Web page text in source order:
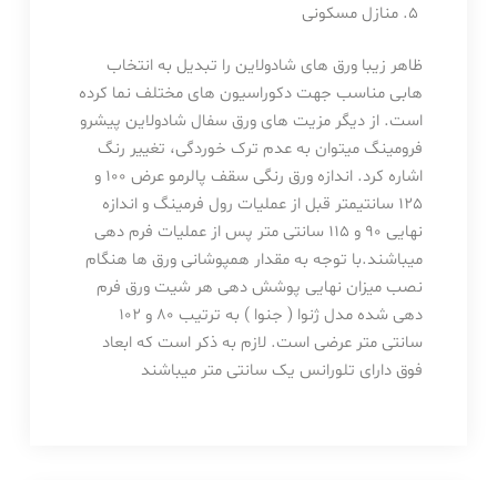
منازل مسکونی
ظاهر زیبا ورق های شادولاین را تبدیل به انتخاب
هابی مناسب جهت دکوراسیون های مختلف نما کرده
است. از دیگر مزیت های ورق سفال شادولاین پیشرو
فرومینگ میتوان به عدم ترک خوردگی، تغییر رنگ
اشاره کرد. اندازه ورق رنگی سقف پالرمو عرض 100 و
125 سانتیمتر قبل از عملیات رول فرمینگ و اندازه
نهایی 90 و 115 سانتی متر پس از عملیات فرم دهی
میباشند.با توجه به مقدار همپوشانی ورق ها هنگام
نصب میزان نهایی پوشش دهی هر شیت ورق فرم
دهی شده مدل ژنوا ( جنوا ) به ترتیب 80 و 102
سانتی متر عرضی است. لازم به ذکر است که ابعاد
فوق دارای تلورانس یک سانتی متر میباشند